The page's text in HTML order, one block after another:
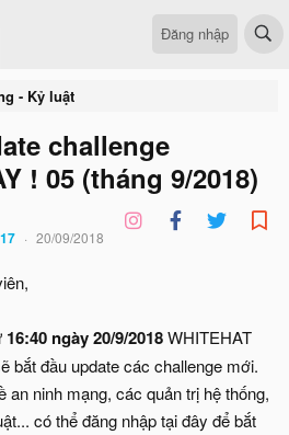
Đăng nhập
- Kỷ luật
challenge
! 05 (tháng 9/2018)
20/09/2018
16:40 ngày 20/9/2018WHITEHAT
bắt đầu update các challenge mới.
ninh mạng, các quản trị hệ thống,
có thể đăng nhập tại đây để bắt